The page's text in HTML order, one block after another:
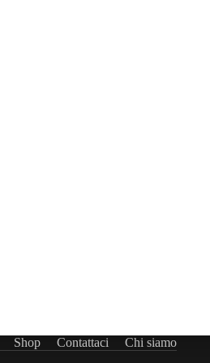
Shop Contattaci Chi siamo